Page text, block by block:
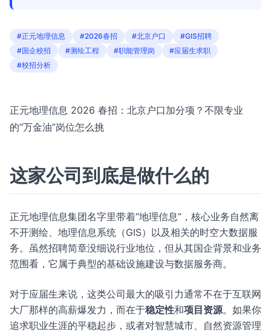
#正元地理信息 #2026春招 #北京户口
#GIS招聘
#国企校招
#测绘工程 #职能管理岗
#应届生求职
#校招分析
正元地理信息 2026 春招：北京户口加分项？不限专业
的“万金油”岗位怎么挑
这家公司到底是做什么的
正元地理信息集团名字里带着“地理信息”，核心业务自然离
不开测绘、地理信息系统（GIS）以及相关的时空大数据服
务。虽然招聘简章没细说行业地位，但从其国企背景和业务
范围看，它属于典型的基础设施建设与数据服务商。
对于应届生来说，这类公司最大的吸引力通常不在于互联网
大厂那样的高薪爆发力，而在于稳定性和项目资源。如果你
追求职业生涯的平稳起步，或者对智慧城市、自然资源管理